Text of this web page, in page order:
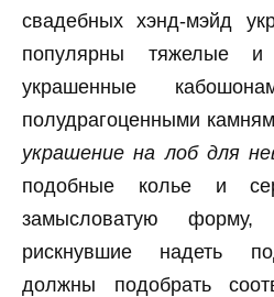
свадебных хэнд-мэйд
популярны тяжелые и
украшенные
полудрагоценными
украшение на лоб для
подобные колье и
замысловатую форму,
рискнувшие надеть
должны подобрать